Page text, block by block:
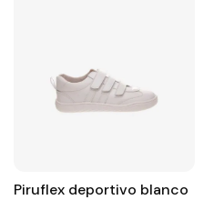
Piruflex deportivo blanco